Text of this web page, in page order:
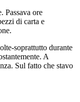
Passava ore
di carta e
soprattutto durante
A
Sul fatto che stavo